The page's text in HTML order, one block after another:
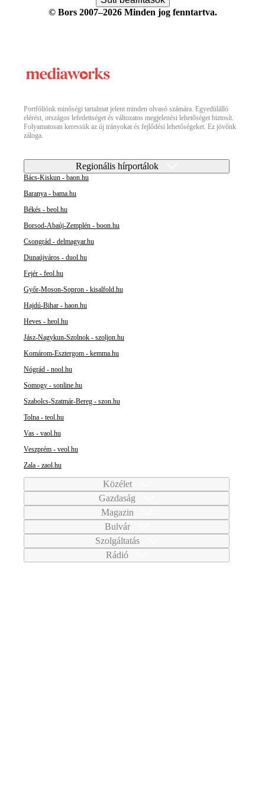
© Bors 2007–2026 Minden jog fenntartva.
Portfóliónk minőségi tartalmat jelent minden olvasó számára. Egyedülálló
elérést, országos lefedettséget és változatos megjelenési lehetőséget biztosít.
Folyamatosan keressük az új irányokat és fejlődési lehetőségeket. Ez jövőnk
záloga.
Regionális hírportálok
Bács-Kiskun - baon.hu
Baranya - bama.hu
Békés - beol.hu
Borsod-Abaúj-Zemplén - boon.hu
Csongrád - delmagyar.hu
Dunaújváros - duol.hu
Fejér - feol.hu
Győr-Moson-Sopron - kisalfold.hu
Hajdú-Bihar - haon.hu
Heves - heol.hu
Jász-Nagykun-Szolnok - szoljon.hu
Komárom-Esztergom - kemma.hu
Nógrád - nool.hu
Somogy - sonline.hu
Szabolcs-Szatmár-Bereg - szon.hu
Tolna - teol.hu
Vas - vaol.hu
Veszprém - veol.hu
Zala - zaol.hu
Közélet
Gazdaság
Magazin
Bulvár
Szolgáltatás
Rádió